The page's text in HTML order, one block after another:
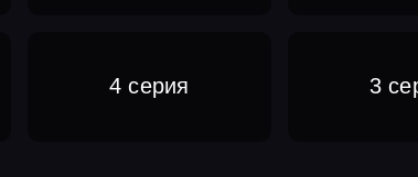
4 серия 3